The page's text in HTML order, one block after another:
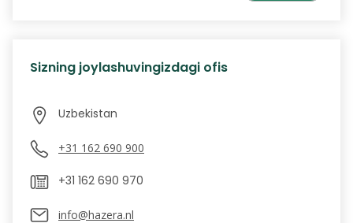
Sizning joylashuvingizdagi ofis
+31 162 690 900
info@hazera.nl